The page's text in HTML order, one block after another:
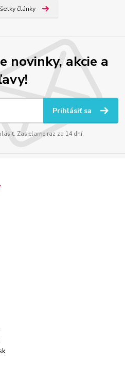
články
novinky, akcie a
Prihlásiť sa
Zasielame raz za 14 dní.